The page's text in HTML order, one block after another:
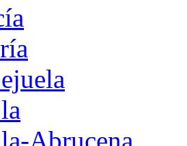
Abrucena